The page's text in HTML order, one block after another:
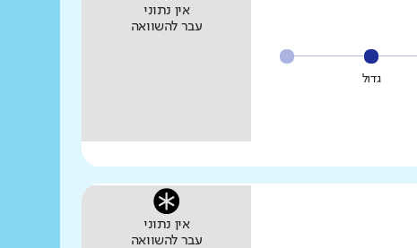
גדול
אין נתוני
עבר להשוואה
אין נתוני
עבר להשוואה